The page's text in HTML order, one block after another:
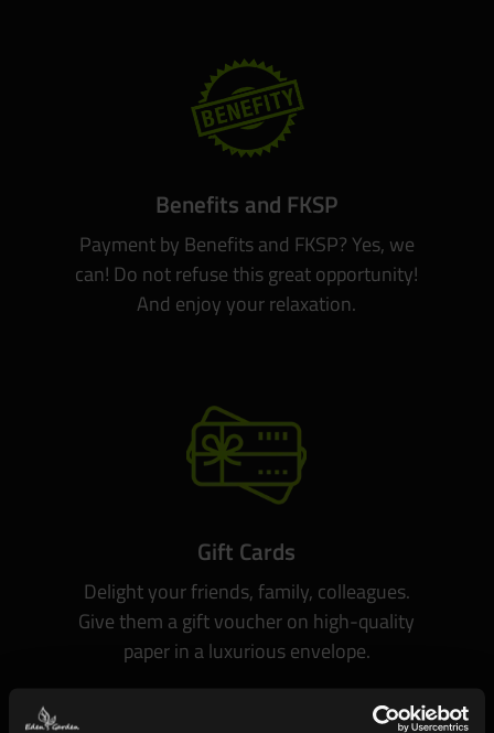
Benefits and FKSP
Payment by Benefits and FKSP? Yes, we
can! Do not refuse this great opportunity!
And enjoy your relaxation.
Gift Cards
Delight your friends, family, colleagues.
Give them a gift voucher on high-quality
paper in a luxurious envelope.